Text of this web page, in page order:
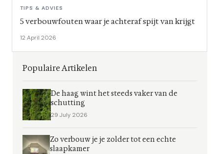
TIPS & ADVIES
5 verbouwfouten waar je achteraf spijt van krijgt
12 April 2026
Populaire Artikelen
De haag wint het steeds vaker van de
schutting
29 July 2026
Zo verbouw je je zolder tot een echte
slaapkamer